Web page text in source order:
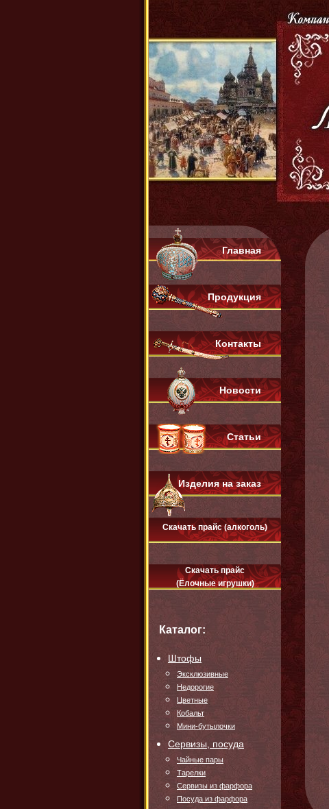
Главная
Продукция
Контакты
Новости
Статьи
Изделия на заказ
Скачать прайс (алкоголь)
Скачать прайс
(Ёлочные игрушки)
Каталог:
Штофы
Эксклюзивные
Недорогие
Цветные
Кобальт
Мини-бутылочки
Сервизы, посуда
Чайные пары
Тарелки
Сервизы из фарфора
Посуда из фарфора